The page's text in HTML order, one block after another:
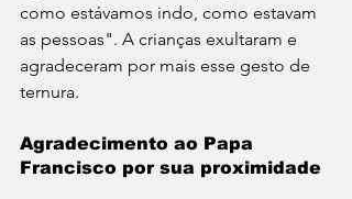
como estávamos indo, como estavam
as pessoas". A crianças exultaram e
agradeceram por mais esse gesto de
ternura.
Agradecimento ao Papa
Francisco por sua proximidade